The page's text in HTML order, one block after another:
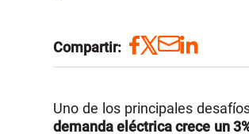
Compartir:
Uno de los principales
demanda eléctrica crece un